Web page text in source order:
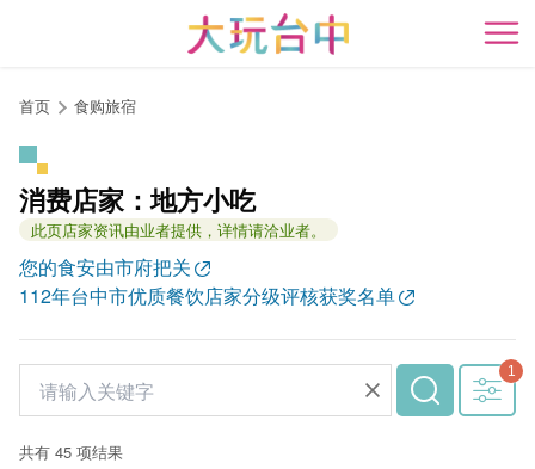
开
首页 食购旅宿
消费店家：地方小吃
此页店家资讯由业者提供，详情请洽业者。
您的食安由市府把关
112年台中市优质餐饮店家分级评核获奖名单
共有 45 项结果